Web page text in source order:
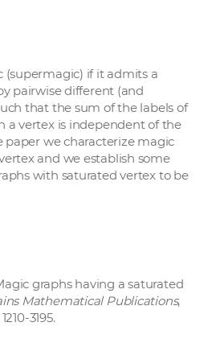
a
c
h
a
p
r
n
í
(supermagic) if it admits a
pairwise different (and
that the sum of the labels of
a vertex is independent of the
paper we characterize magic
and we establish some
with saturated vertex to be
graphs having a saturated
Mathematical Publications,
3195.